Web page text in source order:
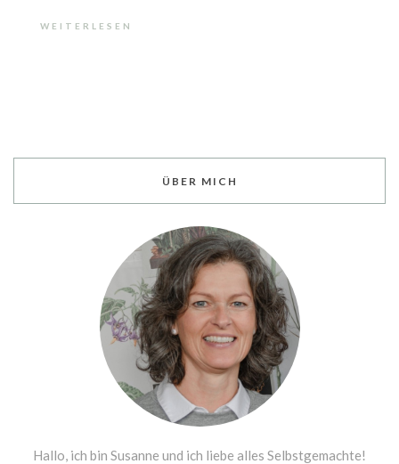
WEITERLESEN
ÜBER MICH
Hallo, ich bin Susanne und ich liebe alles Selbstgemachte!